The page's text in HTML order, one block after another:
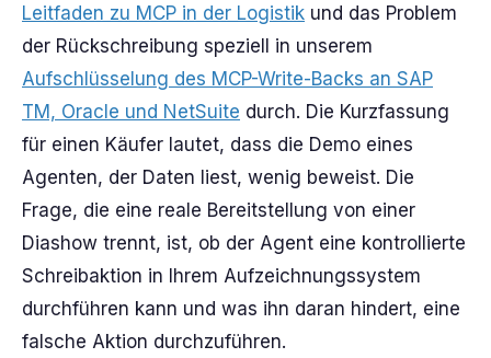
Leitfaden zu MCP in der Logistik und das Problem
der Rückschreibung speziell in unserem
Aufschlüsselung des MCP-Write-Backs an SAP
TM, Oracle und NetSuite durch. Die Kurzfassung
für einen Käufer lautet, dass die Demo eines
Agenten, der Daten liest, wenig beweist. Die
Frage, die eine reale Bereitstellung von einer
Diashow trennt, ist, ob der Agent eine kontrollierte
Schreibaktion in Ihrem Aufzeichnungssystem
durchführen kann und was ihn daran hindert, eine
falsche Aktion durchzuführen.